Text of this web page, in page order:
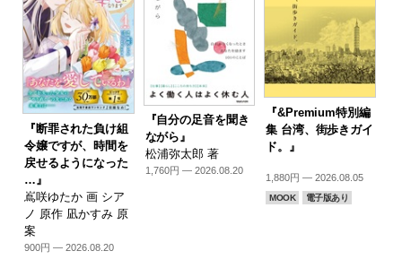
『断罪された負け組
令嬢ですが、時間を
戻せるようになった
…』
嶌咲ゆたか 画 シア
ノ 原作 凪かすみ 原
案
900円 — 2026.08.20
『自分の足音を聞き
ながら』
松浦弥太郎 著
1,760円 — 2026.08.20
『&Premium特別編
集 台湾、街歩きガイ
ド。』
1,880円 — 2026.08.05
MOOK 電子版あり